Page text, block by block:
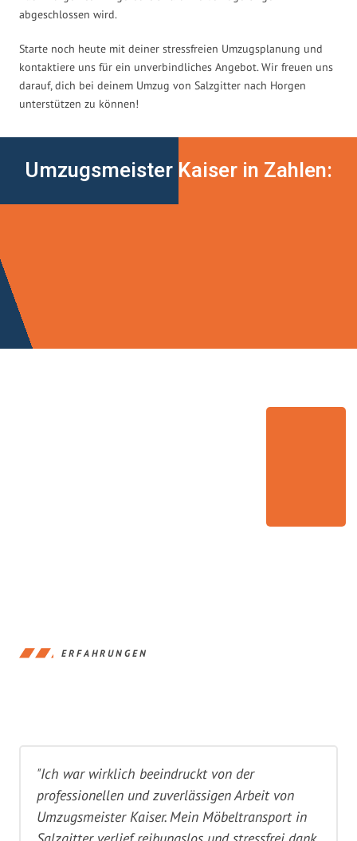
abgeschlossen wird.
Starte noch heute mit deiner stressfreien Umzugsplanung und
kontaktiere uns für ein unverbindliches Angebot. Wir freuen uns
darauf, dich bei deinem Umzug von Salzgitter nach Horgen
unterstützen zu können!
Umzugsmeister Kaiser in Zahlen:
ERFAHRUNGEN
"Ich war wirklich beeindruckt von der
professionellen und zuverlässigen Arbeit von
Umzugsmeister Kaiser. Mein Möbeltransport in